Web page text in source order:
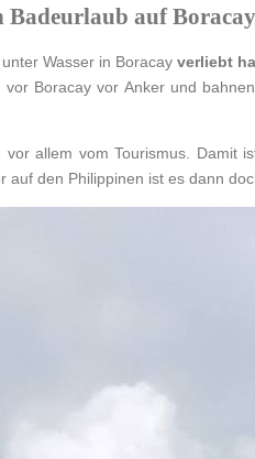
Badeurlaub auf
Wasser in Boracayverliebt
Boracay vor Anker und
vor allem vom Tourismus. Damit
auf den Philippinen ist es dann